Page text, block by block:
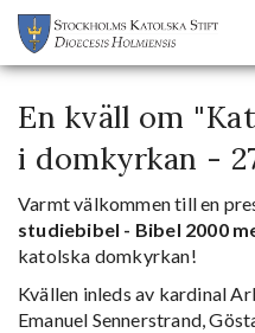
En kväll om
i domkyrkan -
Varmt välkommen till en
studiebibel - Bibel 2000
katolska domkyrkan!
Kvällen inleds av kardinal
Emanuel Sennerstrand,